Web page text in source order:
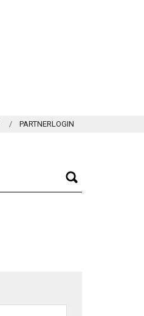
PARTNERLOGIN